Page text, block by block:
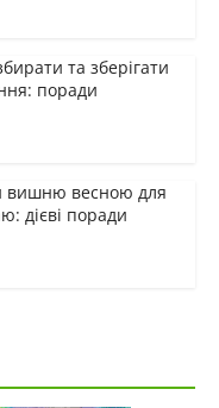
та зберігати
поради
вишню весною для
дієві поради